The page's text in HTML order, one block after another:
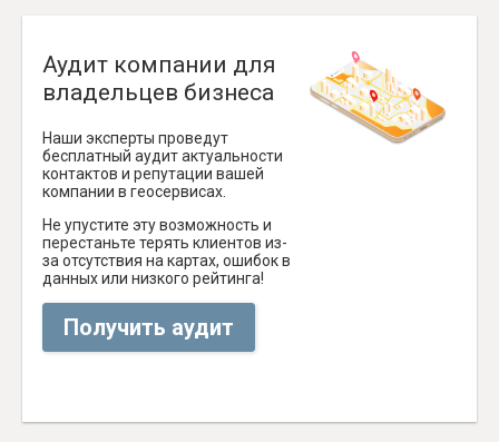
Аудит компании для
владельцев бизнеса
Наши эксперты проведут
бесплатный аудит актуальности
контактов и репутации вашей
компании в геосервисах.
Не упустите эту возможность и
перестаньте терять клиентов из-
за отсутствия на картах, ошибок в
данных или низкого рейтинга!
Получить аудит